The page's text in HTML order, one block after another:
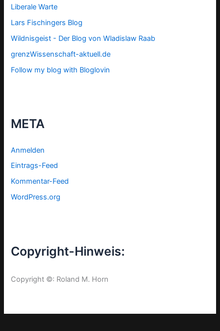
Liberale Warte
Lars Fischingers Blog
Wildnisgeist - Der Blog von Wladislaw Raab
grenzWissenschaft-aktuell.de
Follow my blog with Bloglovin
META
Anmelden
Eintrags-Feed
Kommentar-Feed
WordPress.org
Copyright-Hinweis:
Copyright ©: Roland M. Horn